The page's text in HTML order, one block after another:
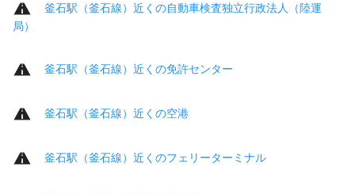
釜石駅（釜石線）近くの自動車検査独立行政法人（陸運
局）
釜石駅（釜石線）近くの免許センター
釜石駅（釜石線）近くの空港
釜石駅（釜石線）近くのフェリーターミナル